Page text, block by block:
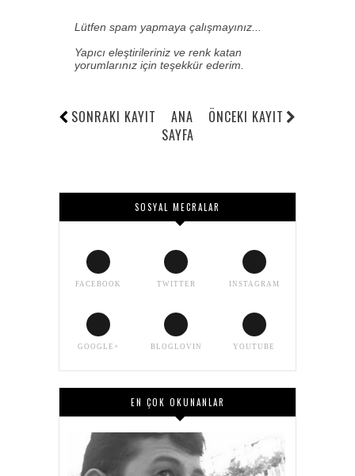
Lütfen spam yapmaya çalışmayınız...
Yapıcı eleştirileriniz ve renk katan
yorumlarınız için teşekkür ederim.
SONRAKI KAYIT ÖNCEKI KAYIT
ANA
SAYFA
SOSYAL MECRALAR
FACEBOOK TWITTER INSTAGRAM
GOOGLE+ BLOGLOVIN YOUTUBE
EN ÇOK OKUNANLAR